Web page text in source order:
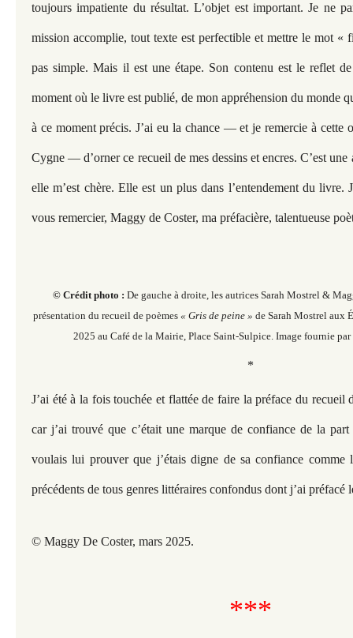
toujours impatiente du résultat. L’objet est important. Je ne
mission accomplie, tout texte est perfectible et mettre le mot «
pas simple. Mais il est une étape. Son contenu est le reflet
moment où le livre est publié, de mon appréhension du monde
à ce moment précis. J’ai eu la chance — et je remercie à cette
Cygne — d’orner ce recueil de mes dessins et encres. C’est une
elle m’est chère. Elle est un plus dans l’entendement du livre.
vous remercier, Maggy de Coster, ma préfacière, talentueuse
© Crédit photo : De gauche à droite, les autrices Sarah Mostrel &
présentation du recueil de poèmes« Gris de peine » de Sarah Mostrel aux
2025 au Café de la Mairie, Place Saint-Sulpice. Image fournie
*
J’ai été à la fois touchée et flattée de faire la préface du recueil
car j’ai trouvé que c’était une marque de confiance de la
voulais lui prouver que j’étais digne de sa confiance comme
précédents de tous genres littéraires confondus dont j’ai préfacé
© Maggy De Coster, mars 2025.
***